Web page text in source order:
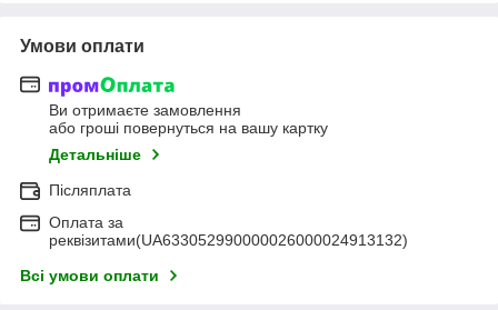
Умови оплати
Ви отримаєте замовлення
або гроші повернуться на вашу картку
Детальніше
Післяплата
Оплата за
реквізитами(UA633052990000026000024913132)
Всі умови оплати